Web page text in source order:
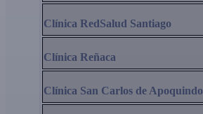
Clínica RedSalud Santiago
Clínica Reñaca
Clínica San Carlos de Apoquindo